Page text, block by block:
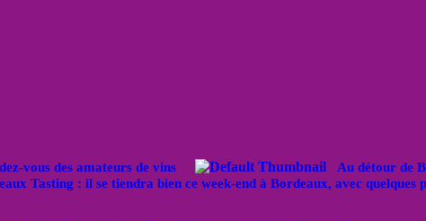
vous des amateurs de vins
Au détour de
Tasting : il se tiendra bien ce week-end à Bordeaux, avec quelques